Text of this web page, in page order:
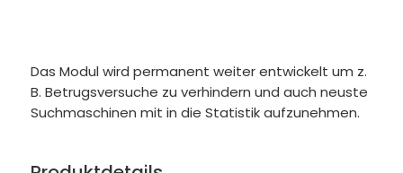
Das Modul wird permanent weiter entwickelt um z.
B. Betrugsversuche zu verhindern und auch neuste
Suchmaschinen mit in die Statistik aufzunehmen.